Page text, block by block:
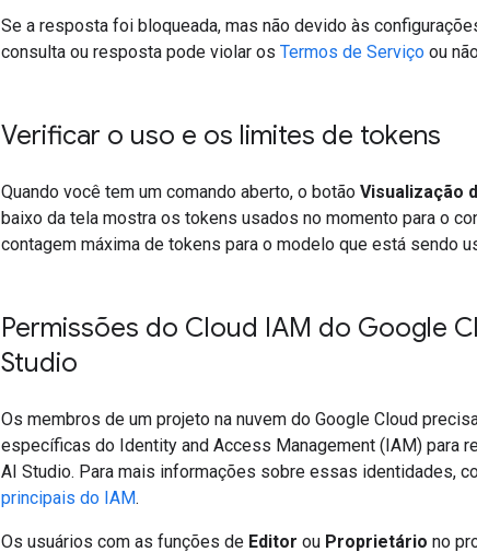
Se a resposta foi bloqueada, mas não devido às
consulta ou resposta pode violar os Termos de Serviço ou
Verificar o uso e os limites de tokens
Quando você tem um comando aberto, o botão Visualização
baixo da tela mostra os tokens usados no momento para o
contagem máxima de tokens para o modelo que está sendo
Permissões do Cloud IAM do Google
Studio
Os membros de um projeto na nuvem do Google Cloud
específicas do Identity and Access Management (IAM) para
AI Studio. Para mais informações sobre essas identidades,
principais do IAM.
Os usuários com as funções de Editor ou Proprietário no